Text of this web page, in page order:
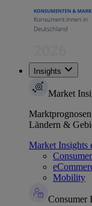
Insights
Market
Ländern &
Market Insights
Consumer
Mobility
Consumer